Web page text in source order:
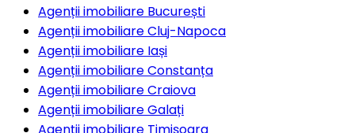
Agenții imobiliare București
Agenții imobiliareCluj-Napoca
Agenții imobiliare Iași
Agenții imobiliareConstanța
Agenții imobiliareCraiova
Agenții imobiliareGalați